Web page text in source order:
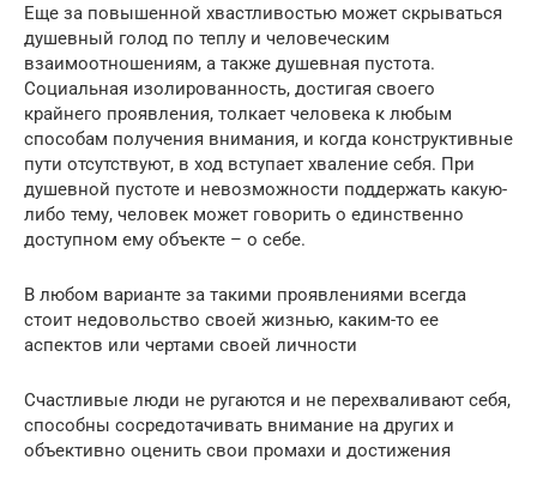
Еще за повышенной хвастливостью может скрываться
душевный голод по теплу и человеческим
взаимоотношениям, а также душевная пустота.
Социальная изолированность, достигая своего
крайнего проявления, толкает человека к любым
способам получения внимания, и когда конструктивные
пути отсутствуют, в ход вступает хваление себя. При
душевной пустоте и невозможности поддержать какую-
либо тему, человек может говорить о единственно
доступном ему объекте – о себе.
В любом варианте за такими проявлениями всегда
стоит недовольство своей жизнью, каким-то ее
аспектов или чертами своей личности
Счастливые люди не ругаются и не перехваливают себя,
способны сосредотачивать внимание на других и
объективно оценить свои промахи и достижения